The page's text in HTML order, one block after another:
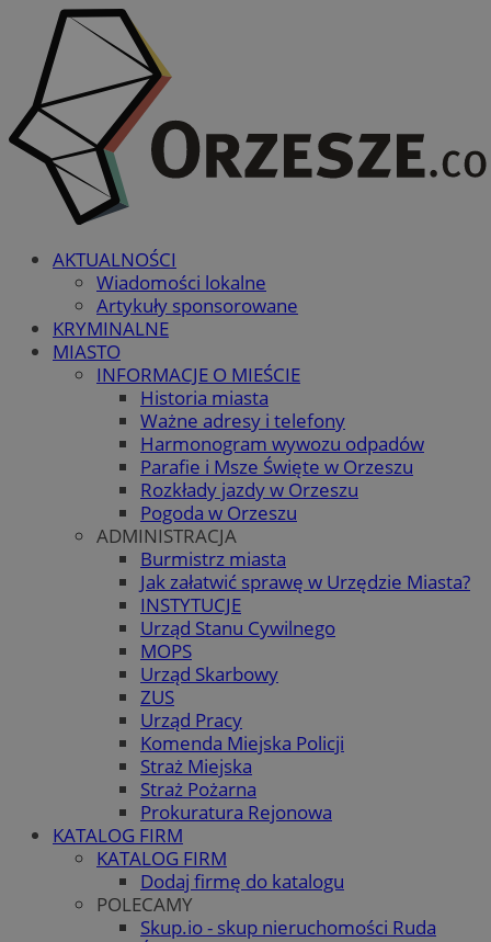
AKTUALNOŚCI
Wiadomości lokalne
Artykuły sponsorowane
KRYMINALNE
MIASTO
INFORMACJE O MIEŚCIE
Historia miasta
Ważne adresy i telefony
Harmonogram wywozu odpadów
Parafie i Msze Święte w Orzeszu
Rozkłady jazdy w Orzeszu
Pogoda w Orzeszu
ADMINISTRACJA
Burmistrz miasta
Jak załatwić sprawę w Urzędzie Miasta?
INSTYTUCJE
Urząd Stanu Cywilnego
MOPS
Urząd Skarbowy
ZUS
Urząd Pracy
Komenda Miejska Policji
Straż Miejska
Straż Pożarna
Prokuratura Rejonowa
KATALOG FIRM
KATALOG FIRM
Dodaj firmę do katalogu
POLECAMY
Skup.io - skup nieruchomości Ruda